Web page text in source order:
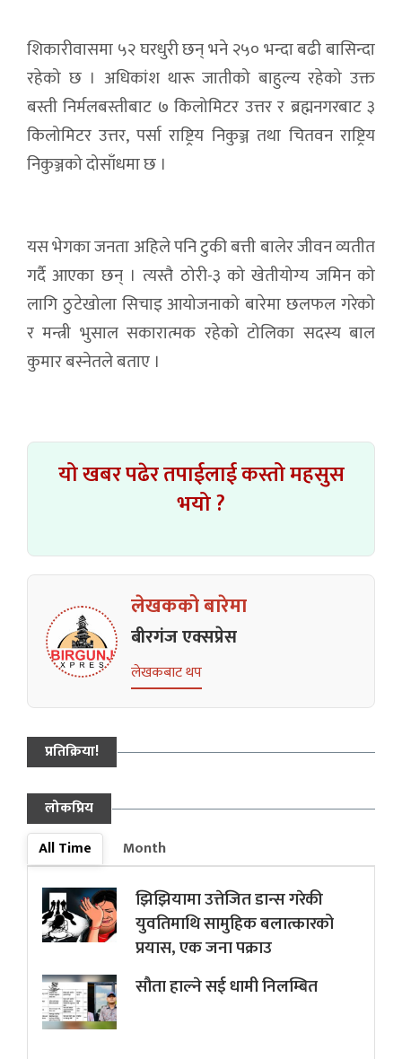
शिकारीवासमा ५२ घरधुरी छन् भने २५० भन्दा बढी बासिन्दा
रहेको छ । अधिकांश थारू जातीको बाहुल्य रहेको उक्त
बस्ती निर्मलबस्तीबाट ७ किलोमिटर उत्तर र ब्रह्मनगरबाट ३
किलोमिटर उत्तर, पर्सा राष्ट्रिय निकुञ्ज तथा चितवन राष्ट्रिय
निकुञ्जको दोसाँधमा छ ।
यस भेगका जनता अहिले पनि टुकी बत्ती बालेर जीवन व्यतीत
गर्दै आएका छन् । त्यस्तै ठोरी-३ को खेतीयोग्य जमिन को
लागि ठुटेखोला सिचाइ आयोजनाको बारेमा छलफल गरेको
र मन्त्री भुसाल सकारात्मक रहेको टोलिका सदस्य बाल
कुमार बस्नेतले बताए ।
यो खबर पढेर तपाईलाई कस्तो महसुस
भयो ?
लेखकको बारेमा
बीरगंज एक्सप्रेस
लेखकबाट थप
प्रतिक्रिया!
लोकप्रिय
All Time
Month
झिझियामा उत्तेजित डान्स गरेकी
युवतिमाथि सामुहिक बलात्कारको
प्रयास, एक जना पक्राउ
सौता हाल्ने सई धामी निलम्बित